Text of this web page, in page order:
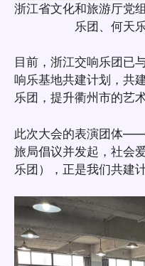
浙江省文化和旅游厅党
乐团、何天
目前，浙江交响乐团已
响乐基地共建计划，共
乐团，提升衢州市的艺
此次大会的表演团体
旅局倡议并发起，社会
乐团），正是我们共建